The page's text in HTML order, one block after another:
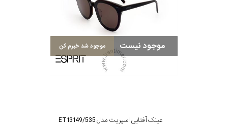
موجود نیست موجود شد خبرم کن
عینک آفتابی اسپریت مدل ET13149/535